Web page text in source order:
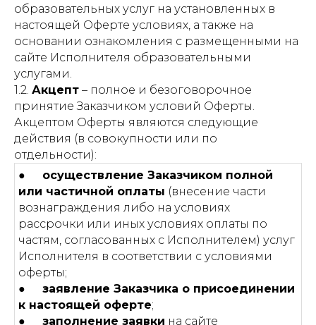
образовательных услуг на установленных в
настоящей Оферте условиях, а также на
основании ознакомления с размещенными на
сайте Исполнителя образовательными
услугами.
1.2. Акцепт – полное и безоговорочное
принятие Заказчиком условий Оферты.
Акцептом Оферты являются следующие
действия (в совокупности или по
отдельности):
● осуществление Заказчиком полной
или частичной оплаты (внесение части
вознаграждения либо на условиях
рассрочки или иных условиях оплаты по
частям, согласованных с Исполнителем) услуг
Исполнителя в соответствии с условиями
оферты;
● заявление Заказчика о присоединении
к настоящей оферте;
● заполнение заявки на сайте